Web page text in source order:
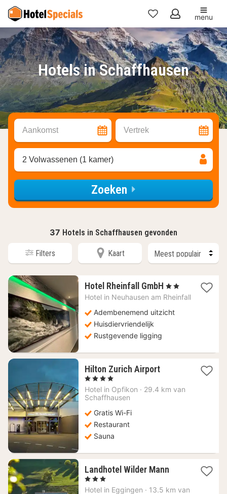
Mijn
favorieten
menu
Hotels in Schaffhausen
Aankomst Vertrek
2 Volwassenen (1 kamer)
Zoeken
37 Hotels in Schaffhausen gevonden
Filters Kaart
Hotel Rheinfall GmbH 1
nacht
191,16
, 2 Sterren
Hotel in Neuhausen am Rheinfall
Adembenemend uitzicht
Huisdiervriendelijk
Rustgevende ligging
Hilton Zurich Airport1
vanaf
, 4 Sterren
Hotel in Opfikon · 29.4 km van
Schaffhausen
Gratis Wi-Fi
Restaurant
Sauna
Landhotel Wilder Mann1
vanaf
, 3 Sterren
Hotel in Eggingen · 13.5 km van